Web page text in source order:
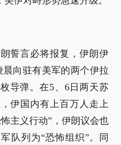
誓言必将报复，伊朗伊
向驻有美军的两个伊拉
导弹。在5、6日两天苏
伊国内有上百万人走上
主义行动”，伊朗议会也
队列为“恐怖组织”。同